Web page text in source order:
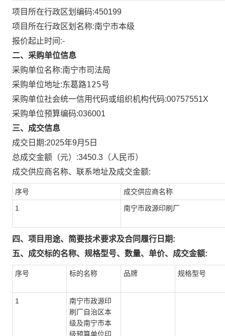
项目所在行政区划编码:450199
项目所在行政区划名称:南宁市本级
报价起止时间:-
二、采购单位信息
采购单位名称:南宁市司法局
采购单位地址:东葛路125号
采购单位社会统一信用代码或组织机构代码:00757551X
采购单位预算编码:036001
三、成交信息
成交日期:2025年9月5日
总成交金额（元）:3450.3 （人民币）
成交供应商名称、联系地址及成交金额:
序号 成交供应商名称
1 南宁市政源印刷厂
四、项目用途、简要技术要求及合同履行日期:
五、成交标的名称、规格型号、数量、单价、成交金额:
序号 标的名称 品牌 规格型号
1
南宁市政源印
刷厂自治区本
级及南宁市本
级预算单位印